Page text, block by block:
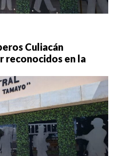
Culiacán
reconocidos en la